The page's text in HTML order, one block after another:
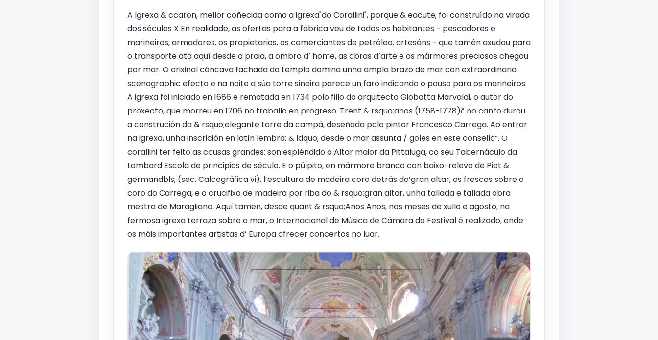
A Igrexa & ccaron, mellor coñecida como a igrexa"do Corallini", porque & eacute; foi construído na virada
dos séculos X En realidade, as ofertas para a fábrica veu de todos os habitantes - pescadores e
mariñeiros, armadores, os propietarios, os comerciantes de petróleo, artesáns - que tamén axudou para
o transporte ata aquí desde a praia, a ombro d’ home, as obras d’arte e os mármores preciosos chegou
por mar. O orixinal cóncava fachada do templo domina unha ampla brazo de mar con extraordinaria
scenographic efecto e na noite a súa torre sineira parece un faro indicando o pouso para os mariñeiros.
A igrexa foi iniciado en 1686 e rematada en 1734 polo fillo do arquitecto Giobatta Marvaldi, o autor do
proxecto, que morreu en 1706 no traballo en progreso. Trent & rsquo;anos (1758-1778)č no canto durou
a construción da & rsquo;elegante torre da campá, deseñada polo pintor Francesco Carrega. Ao entrar
na igrexa, unha inscrición en latín lembra: & ldquo; desde o mar assunta / goles en este consello”. O
corallini ter feito as cousas grandes: son espléndido o Altar maior da Pittaluga, co seu Tabernáculo da
Lombard Escola de principios de século. E o púlpito, en mármore branco con baixo-relevo de Piet &
germandbls; (sec. Calcográfica vi), l’escultura de madeira coro detrás do’gran altar, os frescos sobre o
coro do Carrega, e o crucifixo de madeira por riba do & rsquo;gran altar, unha tallada e tallada obra
mestra de Maragliano. Aquí tamén, desde quant & rsquo;Anos Anos, nos meses de xullo e agosto, na
fermosa igrexa terraza sobre o mar, o Internacional de Música de Cámara do Festival é realizado, onde
os máis importantes artistas d’ Europa ofrecer concertos no luar.